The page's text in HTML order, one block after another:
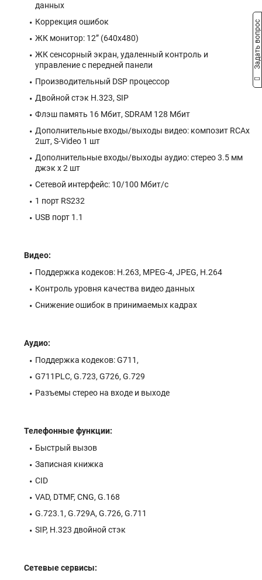
данных
Коррекция ошибок
ЖК монитор: 12” (640х480)
ЖК сенсорный экран, удаленный контроль и
управление с передней панели
Производительный DSP процессор
Двойной стэк H.323, SIP
Флэш память 16 Мбит, SDRAM 128 Мбит
Дополнительные входы/выходы видео: композит RCAх
2шт, S-Video 1 шт
Дополнительные входы/выходы аудио: стерео 3.5 мм
джэк х 2 шт
Сетевой интерфейс: 10/100 Мбит/с
1 порт RS232
USB порт 1.1
Видео:
Поддержка кодеков: H.263, MPEG-4, JPEG, H.264
Контроль уровня качества видео данных
Снижение ошибок в принимаемых кадрах
Аудио:
Поддержка кодеков: G711,
G711PLC, G.723, G726, G.729
Разъемы стерео на входе и выходе
Телефонные функции:
Быстрый вызов
Записная книжка
CID
VAD, DTMF, CNG, G.168
G.723.1, G.729A, G.726, G.711
SIP, H.323 двойной стэк
Сетевые сервисы:
Задать вопрос